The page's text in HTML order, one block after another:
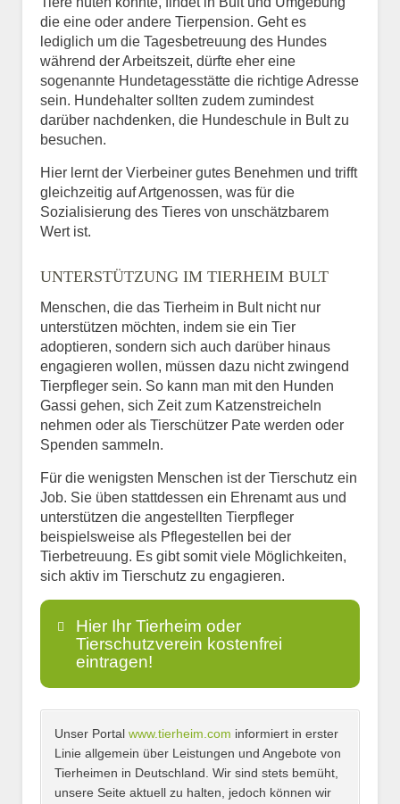
die eine oder andere Tierpension. Geht es
lediglich um die Tagesbetreuung des Hundes
während der Arbeitszeit, dürfte eher eine
sogenannte Hundetagesstätte die richtige Adresse
sein. Hundehalter sollten zudem zumindest
darüber nachdenken, die Hundeschule in Bult zu
besuchen.
Hier lernt der Vierbeiner gutes Benehmen und trifft
gleichzeitig auf Artgenossen, was für die
Sozialisierung des Tieres von unschätzbarem
Wert ist.
UNTERSTÜTZUNG IM TIERHEIM BULT
Menschen, die das Tierheim in Bult nicht nur
unterstützen möchten, indem sie ein Tier
adoptieren, sondern sich auch darüber hinaus
engagieren wollen, müssen dazu nicht zwingend
Tierpfleger sein. So kann man mit den Hunden
Gassi gehen, sich Zeit zum Katzenstreicheln
nehmen oder als Tierschützer Pate werden oder
Spenden sammeln.
Für die wenigsten Menschen ist der Tierschutz ein
Job. Sie üben stattdessen ein Ehrenamt aus und
unterstützen die angestellten Tierpfleger
beispielsweise als Pflegestellen bei der
Tierbetreuung. Es gibt somit viele Möglichkeiten,
sich aktiv im Tierschutz zu engagieren.
Hier Ihr Tierheim oder
Tierschutzverein kostenfrei
eintragen!
Name*
Unser Portal www.tierheim.com informiert in erster
Linie allgemein über Leistungen und Angebote von
Tierheimen in Deutschland. Wir sind stets bemüht,
unsere Seite aktuell zu halten, jedoch können wir